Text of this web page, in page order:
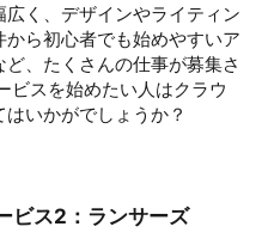
く、デザインやライティン
ら初心者でも始めやすいア
、たくさんの仕事が募集さ
ビスを始めたい人はクラウ
いかがでしょうか？
ビス2：ランサーズ